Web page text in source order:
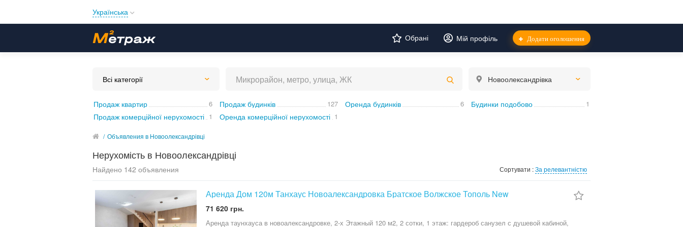
Українська
Українська
Обрані Мій профіль Додати оголошення
Всі категорії Новоолександрівка
Продаж квартир 6
Продаж комерційної нерухомості 1
Продаж будинків 127
Оренда комерційної нерухомості 1
Оренда будинків 6 Будинки подобово 1
/ Объявления в Новоолександрівці
Нерухомість в Новоолександрівці
Найдено 142 объявления Сортувати :За релевантністю
Аренда Дом 120м Танхаус Новоалександровка Братское Волжское Тополь New
71 620 грн.
Аренда таунхауса в новоалександровке, 2-х Этажный 120 м2, 2 сотки, 1 этаж: гардероб санузел с душевой кабиной,